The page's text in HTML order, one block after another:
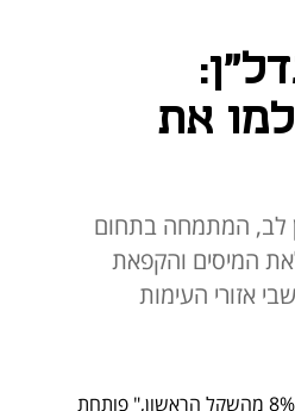
את
לב, המתמחה בתחום
המיסים והקפאת
אזורי העימות